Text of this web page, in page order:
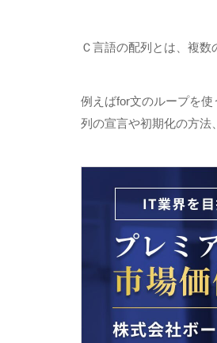
Ｃ言語の配列とは、複数
例えばfor文のループを
列の宣言や初期化の方法